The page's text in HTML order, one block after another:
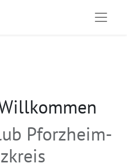
Pforzheim-